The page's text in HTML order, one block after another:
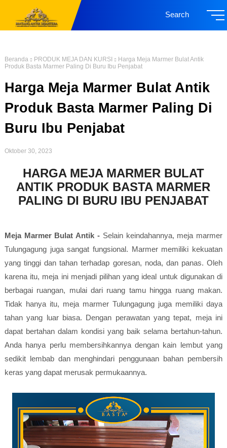
Search
Beranda PRODUK MEJA DAN KURSI
Harga Meja Marmer Bulat Antik
Produk Basta Marmer Paling Di Buru Ibu Penjabat
Harga Meja Marmer Bulat Antik
Produk Basta Marmer Paling Di
Buru Ibu Penjabat
Oktober 30, 2023
HARGA MEJA MARMER BULAT
ANTIK PRODUK BASTA MARMER
PALING DI BURU IBU PENJABAT
Meja Marmer Bulat Antik - Selain keindahannya, meja marmer
Tulungagung juga sangat fungsional. Marmer memiliki kekuatan
yang tinggi dan tahan terhadap goresan, noda, dan panas. Oleh
karena itu, meja ini menjadi pilihan yang ideal untuk digunakan di
berbagai ruangan, mulai dari ruang tamu hingga ruang makan.
Tidak hanya itu, meja marmer Tulungagung juga memiliki daya
tahan yang luar biasa. Dengan perawatan yang tepat, meja ini
dapat bertahan dalam kondisi yang baik selama bertahun-tahun.
Anda hanya perlu membersihkannya dengan kain lembut yang
sedikit lembab dan menghindari penggunaan bahan pembersih
keras yang dapat merusak permukaannya.